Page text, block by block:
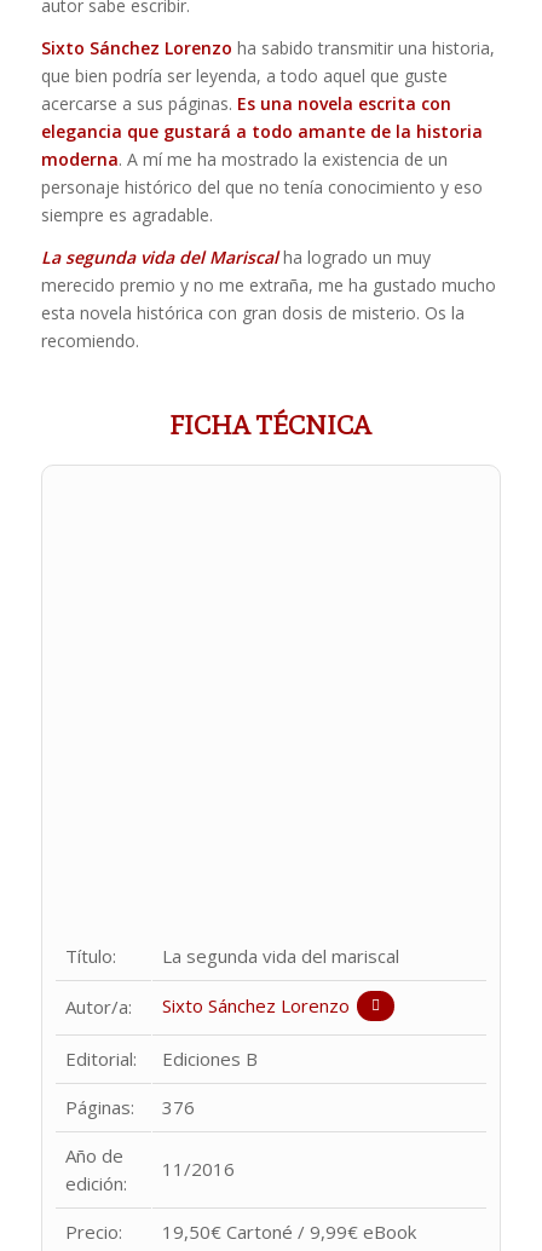
autor sabe escribir.
Sixto Sánchez Lorenzo ha sabido transmitir una historia,
que bien podría ser leyenda, a todo aquel que guste
acercarse a sus páginas. Es una novela escrita con
elegancia que gustará a todo amante de la historia
moderna. A mí me ha mostrado la existencia de un
personaje histórico del que no tenía conocimiento y eso
siempre es agradable.
La segunda vida del Mariscalha logrado un muy
merecido premio y no me extraña, me ha gustado mucho
esta novela histórica con gran dosis de misterio. Os la
recomiendo.
FICHA TÉCNICA
Título: La segunda vida del mariscal
Autor/a: Sixto Sánchez Lorenzo
Editorial:
Ediciones B
Páginas:
376
Año de
edición:
11/2016
Precio: 19,50€ Cartoné / 9,99€ eBook